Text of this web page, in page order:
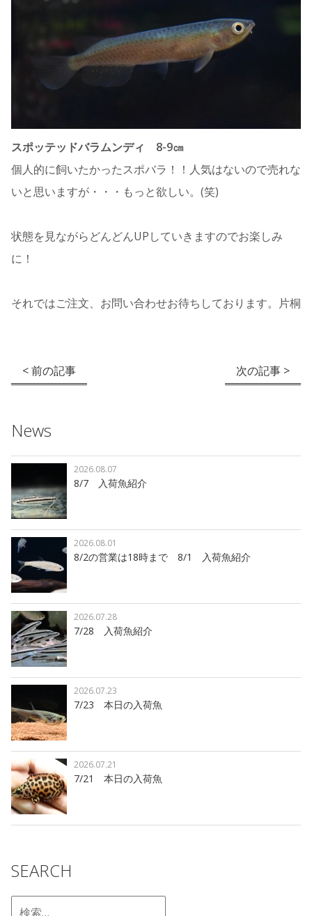
スポッテッドバラムンディ 8-9㎝
個人的に飼いたかったスポバラ！！人気はないので売れな
いと思いますが・・・もっと欲しい。(笑)
状態を見ながらどんどんUPしていきますのでお楽しみ
に！
それではご注文、お問い合わせお待ちしております。片桐
< 前の記事 次の記事 >
News
8/7 入荷魚紹介
2026.08.07
8/2の営業は18時まで 8/1 入荷魚紹介
2026.08.01
7/28 入荷魚紹介
2026.07.28
7/23 本日の入荷魚
2026.07.23
7/21 本日の入荷魚
2026.07.21
SEARCH